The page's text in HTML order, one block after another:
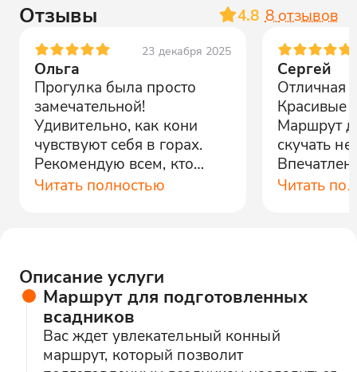
Отзывы 4.8 8 отзывов
23 декабря 2025
Ольга
Прогулка была просто
замечательной!
Удивительно, как кони
чувствуют себя в горах.
Рекомендую всем, кто
хочет новых впечатлений.
Читать полностью
Сергей
Отличная
Красивые
Маршрут
скучать
уровне!
Читать
Описание услуги
Маршрут для подготовленных
всадников
Вас ждет увлекательный конный
маршрут, который позволит